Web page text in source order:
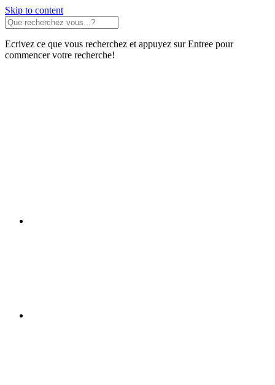
Skip to content
Ecrivez ce que vous recherchez et appuyez sur Entree pour
commencer votre recherche!